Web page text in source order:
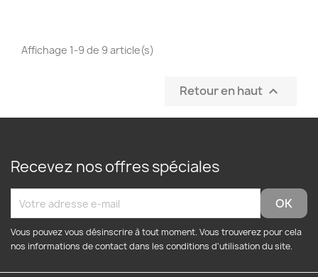
Affichage 1-9 de 9 article(s)
Retour en haut 
Recevez nos offres spéciales
Vous pouvez vous désinscrire à tout moment. Vous trouverez pour cela
nos informations de contact dans les conditions d'utilisation du site.